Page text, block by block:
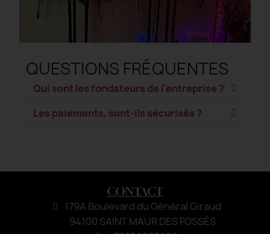
QUESTIONS FRÉQUENTES
Qui sont les fondateurs de l'entreprise ?
Les paiements, sont-ils sécurisés ?
CONTACT
179A Boulevard du Général Giraud
94100 SAINT MAUR DES FOSSÉS